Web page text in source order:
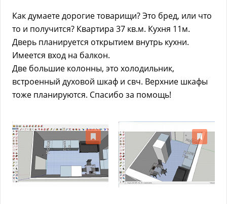
Как думаете дорогие товарищи? Это бред, или что
то и получится? Квартира 37 кв.м. Кухня 11м.
Дверь планируется открытием внутрь кухни.
Имеется вход на балкон.
Две большие колонны, это холодильник,
встроенный духовой шкаф и свч. Верхние шкафы
тоже планируются. Спасибо за помощь!